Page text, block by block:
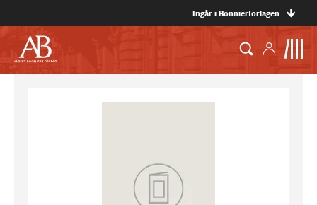
Ingår i Bonnierförlagen